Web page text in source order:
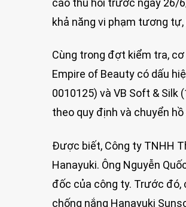
cáo thu hồi trước ngày 26/
khả năng vi phạm tương
Cùng trong đợt kiểm tra,
Empire of Beauty có dấu
0010125) và VB Soft & Silk
theo quy định và chuyển
Được biết, Công ty TNHH
Hanayuki. Ông Nguyễn
đốc của công ty. Trước đó,
chống nắng Hanayuki